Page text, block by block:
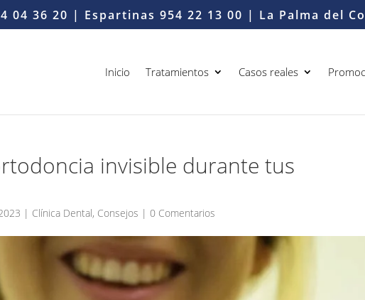
04 36 20 | Espartinas 954 22 13 00 | La Palma del
Inicio Tratamientos Casos reales
invisible durante tus
| Clínica Dental, Consejos |0 Comentarios